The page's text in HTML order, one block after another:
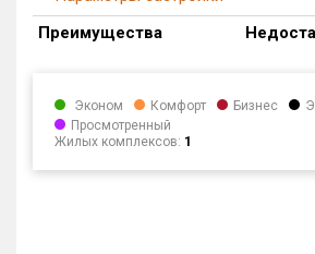
Преимущества
Эконом Комфорт Бизнес
Просмотренный
Жилых комплексов: 1